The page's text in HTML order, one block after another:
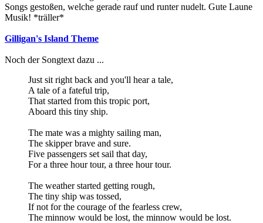
Songs gestoßen, welche gerade rauf und runter nudelt. Gute Laune
Musik! *träller*
Gilligan's Island Theme
Noch der Songtext dazu ...
Just sit right back and you'll hear a tale,
A tale of a fateful trip,
That started from this tropic port,
Aboard this tiny ship.
The mate was a mighty sailing man,
The skipper brave and sure.
Five passengers set sail that day,
For a three hour tour, a three hour tour.
The weather started getting rough,
The tiny ship was tossed,
If not for the courage of the fearless crew,
The minnow would be lost, the minnow would be lost.